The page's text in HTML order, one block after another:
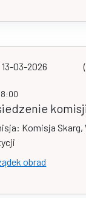
03-2026
Komisja Skarg,
obrad